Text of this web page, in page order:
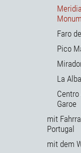
Faro
Pico
La
Centro
Garoe
mit
Portugal
mit dem